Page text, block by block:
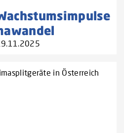
in Österreich